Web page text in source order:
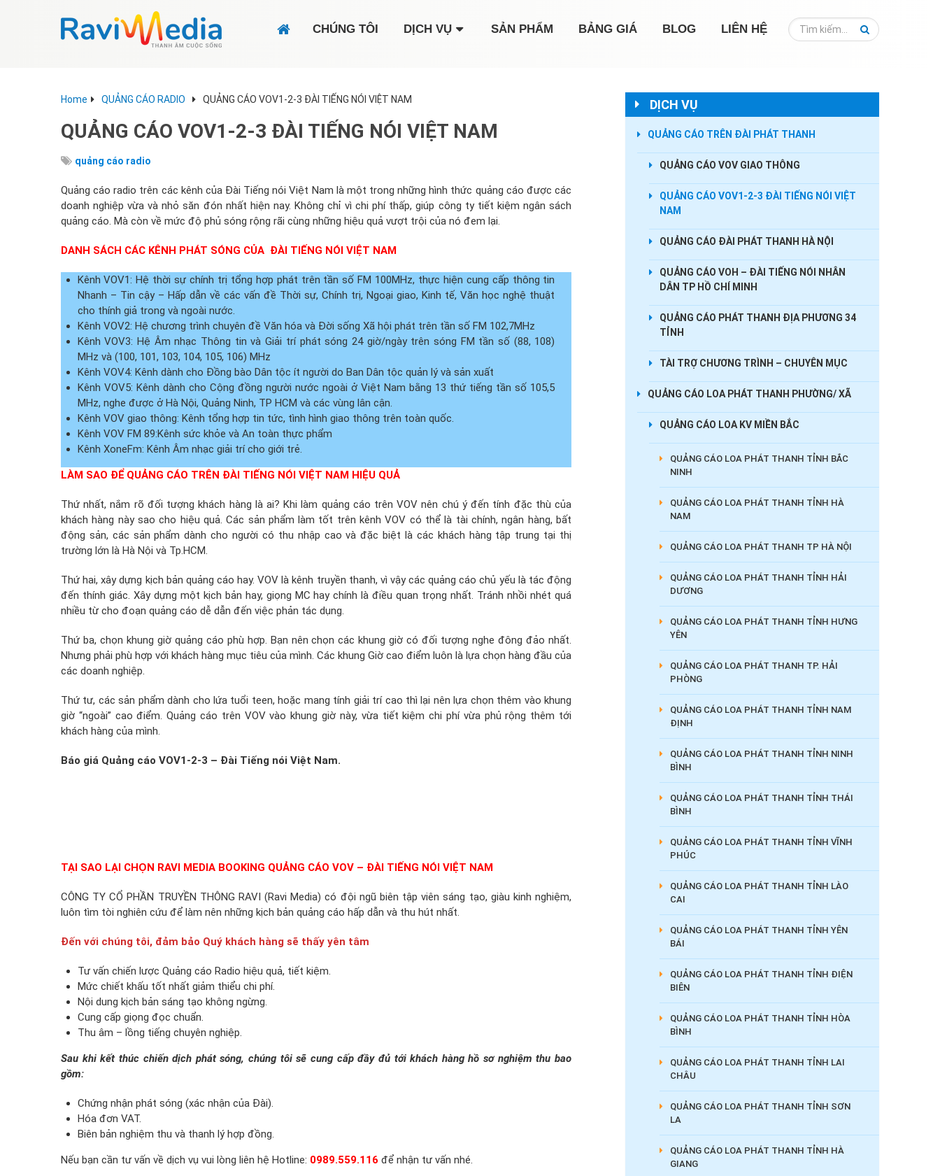
CHÚNG TÔI DỊCH VỤ SẢN PHẨM BẢNG GIÁ BLOG LIÊN HỆ
Home QUẢNG CÁO RADIO QUẢNG CÁO VOV1-2-3 ĐÀI TIẾNG NÓI VIỆT NAM
QUẢNG CÁO VOV1-2-3 ĐÀI TIẾNG NÓI VIỆT NAM
quảng cáo radio
Quảng cáo radio trên các kênh của Đài Tiếng nói Việt Nam là một trong những hình thức quảng cáo được các
doanh nghiệp vừa và nhỏ săn đón nhất hiện nay. Không chỉ vì chi phí thấp, giúp công ty tiết kiệm ngân sách
quảng cáo. Mà còn về mức độ phủ sóng rộng rãi cùng những hiệu quả vượt trội của nó đem lại.
DANH SÁCH CÁC KÊNH PHÁT SÓNG CỦA ĐÀI TIẾNG NÓI VIỆT NAM
Kênh VOV1: Hệ thời sự chính trị tổng hợp phát trên tần số FM 100MHz, thực hiện cung cấp thông tin
Nhanh – Tin cậy – Hấp dẫn về các vấn đề Thời sự, Chính trị, Ngoại giao, Kinh tế, Văn học nghệ thuật
cho thính giả trong và ngoài nước.
Kênh VOV2: Hệ chương trình chuyên đề Văn hóa và Đời sống Xã hội phát trên tần số FM 102,7MHz
Kênh VOV3: Hệ Âm nhạc Thông tin và Giải trí phát sóng 24 giờ/ngày trên sóng FM tần số (88, 108)
MHz và (100, 101, 103, 104, 105, 106) MHz
Kênh VOV4: Kênh dành cho Đồng bào Dân tộc ít người do Ban Dân tộc quản lý và sản xuất
Kênh VOV5: Kênh dành cho Cộng đồng người nước ngoài ở Việt Nam bằng 13 thứ tiếng tần số 105,5
MHz, nghe được ở Hà Nội, Quảng Ninh, TP HCM và các vùng lân cận.
Kênh VOV giao thông: Kênh tổng hợp tin tức, tình hình giao thông trên toàn quốc.
Kênh VOV FM 89:Kênh sức khỏe và An toàn thực phẩm
Kênh XoneFm: Kênh Âm nhạc giải trí cho giới trẻ.
LÀM SAO ĐỂ QUẢNG CÁO TRÊN ĐÀI TIẾNG NÓI VIỆT NAM HIỆU QUẢ
Thứ nhất, nắm rõ đối tượng khách hàng là ai? Khi làm quảng cáo trên VOV nên chú ý đến tính đặc thù của
khách hàng này sao cho hiệu quả. Các sản phẩm làm tốt trên kênh VOV có thể là tài chính, ngân hàng, bất
động sản, các sản phẩm dành cho người có thu nhập cao và đặc biệt là các khách hàng tập trung tại thị
trường lớn là Hà Nội và Tp.HCM.
Thứ hai, xây dựng kịch bản quảng cáo hay. VOV là kênh truyền thanh, vì vậy các quảng cáo chủ yếu là tác động
đến thính giác. Xây dựng một kịch bản hay, giọng MC hay chính là điều quan trọng nhất. Tránh nhồi nhét quá
nhiều từ cho đoạn quảng cáo dễ dẫn đến việc phản tác dụng.
Thứ ba, chọn khung giờ quảng cáo phù hợp. Bạn nên chọn các khung giờ có đối tượng nghe đông đảo nhất.
Nhưng phải phù hợp với khách hàng mục tiêu của mình. Các khung Giờ cao điểm luôn là lựa chọn hàng đầu của
các doanh nghiệp.
Thứ tư, các sản phẩm dành cho lứa tuổi teen, hoặc mang tính giải trí cao thì lại nên lựa chọn thêm vào khung
giờ “ngoài” cao điểm. Quảng cáo trên VOV vào khung giờ này, vừa tiết kiệm chi phí vừa phủ rộng thêm tới
khách hàng của mình.
Báo giá Quảng cáo VOV1-2-3 – Đài Tiếng nói Việt Nam.
TẠI SAO LẠI CHỌN RAVI MEDIA BOOKING QUẢNG CÁO VOV – ĐÀI TIẾNG NÓI VIỆT NAM
CÔNG TY CỔ PHẦN TRUYỀN THÔNG RAVI (Ravi Media) có đội ngũ biên tập viên sáng tạo, giàu kinh nghiệm,
luôn tìm tòi nghiên cứu để làm nên những kịch bản quảng cáo hấp dẫn và thu hút nhất.
Đến với chúng tôi, đảm bảo Quý khách hàng sẽ thấy yên tâm
Tư vấn chiến lược Quảng cáo Radio hiệu quả, tiết kiệm.
Mức chiết khấu tốt nhất giảm thiểu chi phí.
Nội dung kịch bản sáng tạo không ngừng.
Cung cấp giọng đọc chuẩn.
Thu âm – lồng tiếng chuyên nghiệp.
Sau khi kết thúc chiến dịch phát sóng, chúng tôi sẽ cung cấp đầy đủ tới khách hàng hồ sơ nghiệm thu bao
gồm:
Chứng nhận phát sóng (xác nhận của Đài).
Hóa đơn VAT.
Biên bản nghiệm thu và thanh lý hợp đồng.
Nếu bạn cần tư vấn về dịch vụ vui lòng liên hệ Hotline: 0989.559.116 để nhận tư vấn nhé.
DỊCH VỤ
QUẢNG CÁO TRÊN ĐÀI PHÁT THANH
QUẢNG CÁO VOV GIAO THÔNG
QUẢNG CÁO VOV1-2-3 ĐÀI TIẾNG NÓI VIỆT
NAM
QUẢNG CÁO ĐÀI PHÁT THANH HÀ NỘI
QUẢNG CÁO VOH – ĐÀI TIẾNG NÓI NHÂN
DÂN TP HỒ CHÍ MINH
QUẢNG CÁO PHÁT THANH ĐỊA PHƯƠNG 34
TỈNH
TÀI TRỢ CHƯƠNG TRÌNH – CHUYÊN MỤC
QUẢNG CÁO LOA PHÁT THANH PHƯỜNG/ XÃ
QUẢNG CÁO LOA KV MIỀN BẮC
QUẢNG CÁO LOA PHÁT THANH TỈNH BẮC
NINH
QUẢNG CÁO LOA PHÁT THANH TỈNH HÀ
NAM
QUẢNG CÁO LOA PHÁT THANH TP HÀ NỘI
QUẢNG CÁO LOA PHÁT THANH TỈNH HẢI
DƯƠNG
QUẢNG CÁO LOA PHÁT THANH TỈNH HƯNG
YÊN
QUẢNG CÁO LOA PHÁT THANH TP. HẢI
PHÒNG
QUẢNG CÁO LOA PHÁT THANH TỈNH NAM
ĐỊNH
QUẢNG CÁO LOA PHÁT THANH TỈNH NINH
BÌNH
QUẢNG CÁO LOA PHÁT THANH TỈNH THÁI
BÌNH
QUẢNG CÁO LOA PHÁT THANH TỈNH VĨNH
PHÚC
QUẢNG CÁO LOA PHÁT THANH TỈNH LÀO
CAI
QUẢNG CÁO LOA PHÁT THANH TỈNH YÊN
BÁI
QUẢNG CÁO LOA PHÁT THANH TỈNH ĐIỆN
BIÊN
QUẢNG CÁO LOA PHÁT THANH TỈNH HÒA
BÌNH
QUẢNG CÁO LOA PHÁT THANH TỈNH LAI
CHÂU
QUẢNG CÁO LOA PHÁT THANH TỈNH SƠN
LA
QUẢNG CÁO LOA PHÁT THANH TỈNH HÀ
GIANG